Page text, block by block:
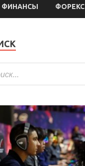
ФИНАНСЫ ФОРЕКС